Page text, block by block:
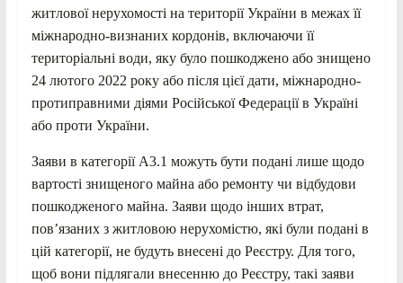
житлової нерухомості на території України в межах її
міжнародно-визнаних кордонів, включаючи її
територіальні води, яку було пошкоджено або знищено
24 лютого 2022 року або після цієї дати, міжнародно-
протиправними діями Російської Федерації в Україні
або проти України.
Заяви в категорії А3.1 можуть бути подані лише щодо
вартості знищеного майна або ремонту чи відбудови
пошкодженого майна. Заяви щодо інших втрат,
пов’язаних з житловою нерухомістю, які були подані в
цій категорії, не будуть внесені до Реєстру. Для того,
щоб вони підлягали внесенню до Реєстру, такі заяви